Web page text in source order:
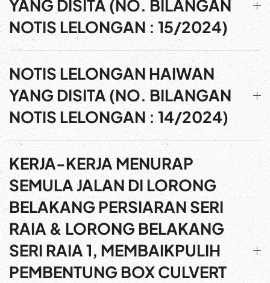
YANG DISITA (NO. BILANGAN
NOTIS LELONGAN : 15/2024)
NOTIS LELONGAN HAIWAN
YANG DISITA (NO. BILANGAN
NOTIS LELONGAN : 14/2024)
KERJA-KERJA MENURAP
SEMULA JALAN DI LORONG
BELAKANG PERSIARAN SERI
RAIA & LORONG BELAKANG
SERI RAIA 1, MEMBAIKPULIH
PEMBENTUNG BOX CULVERT